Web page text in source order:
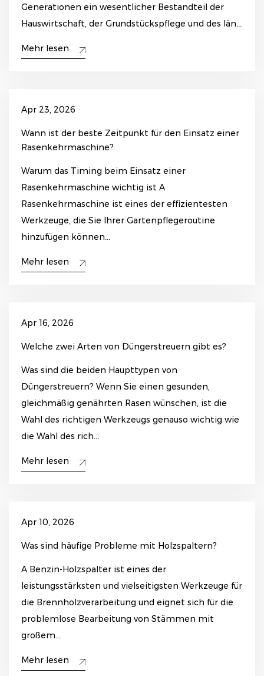
Generationen ein wesentlicher Bestandteil der
Hauswirtschaft, der Grundstückspflege und des län...
Mehr lesen
Apr 23, 2026
Wann ist der beste Zeitpunkt für den Einsatz einer
Rasenkehrmaschine?
Warum das Timing beim Einsatz einer
Rasenkehrmaschine wichtig ist A
Rasenkehrmaschine ist eines der effizientesten
Werkzeuge, die Sie Ihrer Gartenpflegeroutine
hinzufügen können...
Mehr lesen
Apr 16, 2026
Welche zwei Arten von Düngerstreuern gibt es?
Was sind die beiden Haupttypen von
Düngerstreuern? Wenn Sie einen gesunden,
gleichmäßig genährten Rasen wünschen, ist die
Wahl des richtigen Werkzeugs genauso wichtig wie
die Wahl des rich...
Mehr lesen
Apr 10, 2026
Was sind häufige Probleme mit Holzspaltern?
A Benzin-Holzspalter ist eines der
leistungsstärksten und vielseitigsten Werkzeuge für
die Brennholzverarbeitung und eignet sich für die
problemlose Bearbeitung von Stämmen mit
großem...
Mehr lesen